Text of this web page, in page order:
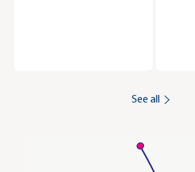
See all